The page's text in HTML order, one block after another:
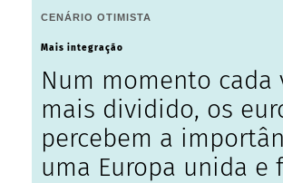
CENÁRIO OTIMISTA
Mais integração
Num momento cada
mais dividido, os
percebem a
uma Europa unida e